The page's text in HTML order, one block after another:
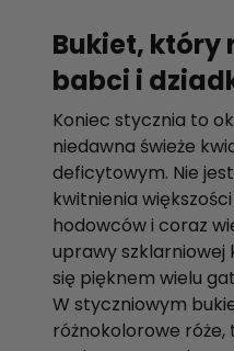
Bukiet, który
babci i
Koniec stycznia to
niedawna świeże
deficytowym. Nie
kwitnienia
hodowców i coraz
uprawy szklarniowej
się pięknem wielu
W styczniowym
różnokolorowe